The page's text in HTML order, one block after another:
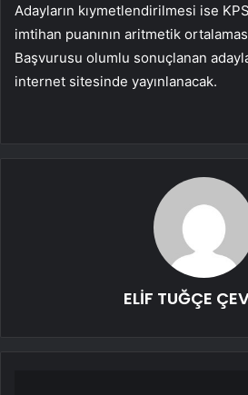
Adayların kıymetlendirilmesi ise
imtihan puanının aritmetik
Başvurusu olumlu sonuçlanan
internet sitesinde yayınlanacak.
ELİF TUĞÇE